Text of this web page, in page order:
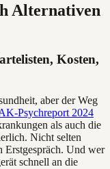
Alternativen
Kosten,
aber der Weg
Psychreport 2024
als auch die
Nicht selten
Erstgespräch. Und wer
schnell an die